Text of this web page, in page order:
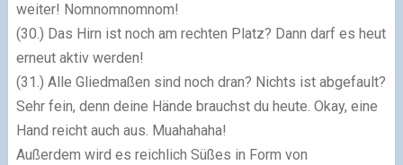
weiter! Nomnomnomnom!
(30.) Das Hirn ist noch am rechten Platz? Dann darf es heut
erneut aktiv werden!
(31.) Alle Gliedmaßen sind noch dran? Nichts ist abgefault?
Sehr fein, denn deine Hände brauchst du heute. Okay, eine
Hand reicht auch aus. Muahahaha!
Außerdem wird es reichlich Süßes in Form von